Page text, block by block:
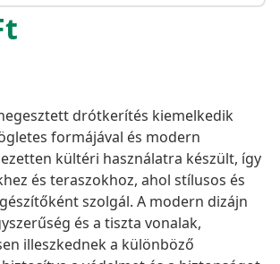
drótkerítés kiemelkedik
formájával és modern
kültéri használatra készült, így
és teraszokhoz, ahol stílusos és
szolgál. A modern dizájn
és a tiszta vonalak,
illeszkednek a különböző